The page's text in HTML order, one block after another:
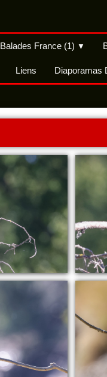
Balades France (1) ▼
Liens Diaporamas